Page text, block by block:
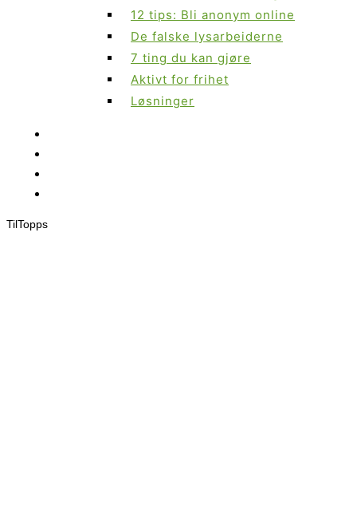
12 tips: Bli anonym online
De falske lysarbeiderne
7 ting du kan gjøre
Aktivt for frihet
Løsninger
TilTopps